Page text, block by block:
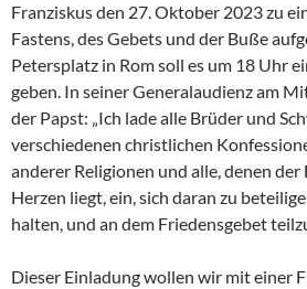
Franziskus den 27. Oktober 2023 zu
Fastens, des Gebets und der Buße
Petersplatz in Rom soll es um 18 Uhr
geben. In seiner Generalaudienz am
der Papst: „Ich lade alle Brüder und
verschiedenen christlichen
anderer Religionen und alle, denen
Herzen liegt, ein, sich daran zu
halten, und an dem Friedensgebet
Dieser Einladung wollen wir mit einer